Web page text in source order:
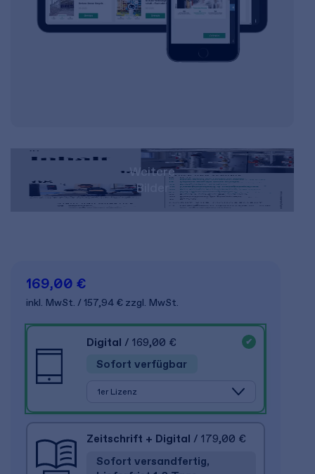
Weitere
Bilder
169,00 €
inkl. MwSt. / 157,94 € zzgl. MwSt.
Digital / 169,00 €
Sofort verfügbar
Zeitschrift + Digital / 179,00 €
Sofort versandfertig,